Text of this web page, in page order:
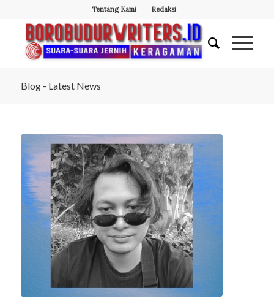
Tentang Kami Redaksi
Blog - Latest News